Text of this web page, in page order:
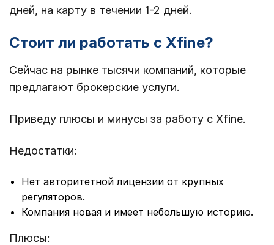
дней, на карту в течении 1-2 дней.
Стоит ли работать с Xfine?
Сейчас на рынке тысячи компаний, которые
предлагают брокерские услуги.
Приведу плюсы и минусы за работу с Xfine.
Недостатки:
Нет авторитетной лицензии от крупных
регуляторов.
Компания новая и имеет небольшую историю.
Плюсы: